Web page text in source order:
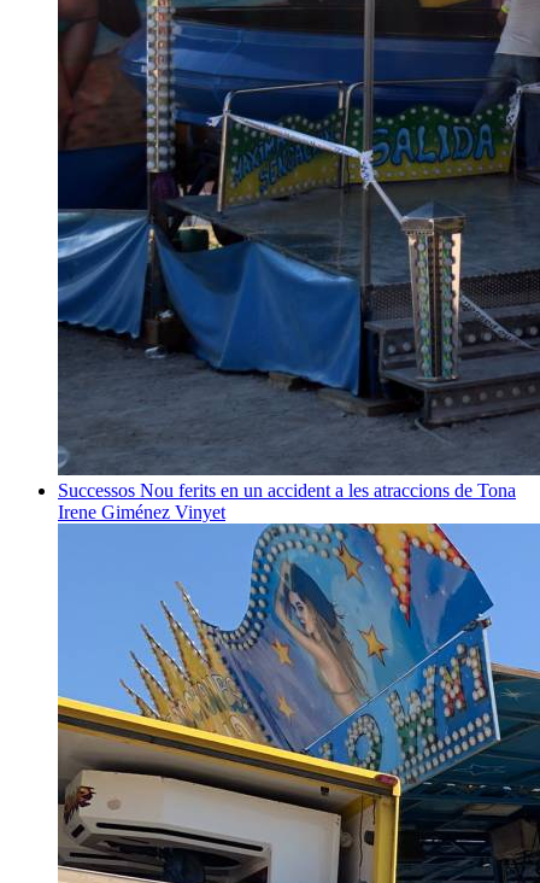
Successos Nou ferits en un accident a les atraccions de Tona
Irene Giménez Vinyet